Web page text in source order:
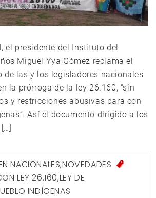
el presidente del Instituto del
Miguel Yya Gómez reclama el
de las y los legisladores nacionales
la prórroga de la ley 26.160, “sin
y restricciones abusivas para con
Así el documento dirigido a los
NACIONALES,NOVEDADES
LEY 26.160,LEY DE
INDÍGENAS